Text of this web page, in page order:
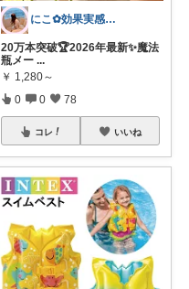
にこ‪✿効果実感美容✿大人可愛い🍰
20万本突破🏆2026年最新✨️魔法
瓶メー ...
￥ 1,280～
0 0 78
コレ いいね